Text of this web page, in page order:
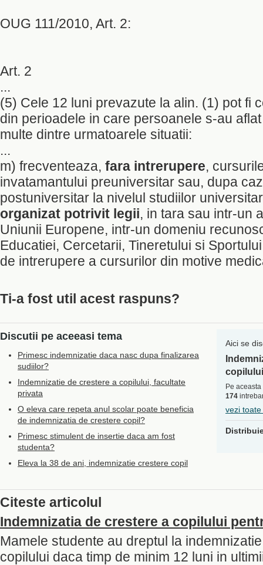
OUG 111/2010, Art. 2:
Art. 2
...
(5) Cele 12 luni prevazute la alin. (1) pot fi
din perioadele in care persoanele s-au
multe dintre urmatoarele situatii:
...
m) frecventeaza, fara intrerupere,
invatamantului preuniversitar sau, dupa
postuniversitar la nivelul studiilor
organizat potrivit legii, in tara sau intr-un
Uniunii Europene, intr-un domeniu
Educatiei, Cercetarii, Tineretului si
de intrerupere a cursurilor din motive
Ti-a fost util acest raspuns?
Discutii pe aceeasi tema
Primesc indemnizatie daca nasc dupa finalizarea
sudiilor?
Indemnizatie de crestere a copilului, facultate
privata
O eleva care repeta anul scolar poate beneficia
de indemnizatia de crestere copil?
Primesc stimulent de insertie daca am fost
studenta?
Eleva la 38 de ani, indemnizatie crestere copil
Aici se
Pe
174
vezi
Citeste articolul
Indemnizatia de crestere a copilului
Mamele studente au dreptul la
copilului daca timp de minim 12 luni in